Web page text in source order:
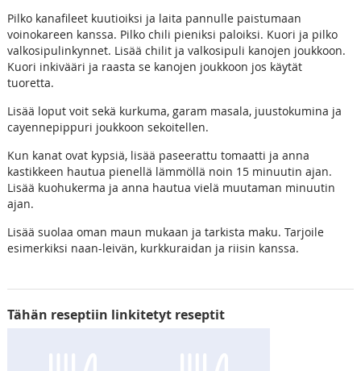
Pilko kanafileet kuutioiksi ja laita pannulle paistumaan
voinokareen kanssa. Pilko chili pieniksi paloiksi. Kuori ja pilko
valkosipulinkynnet. Lisää chilit ja valkosipuli kanojen joukkoon.
Kuori inkivääri ja raasta se kanojen joukkoon jos käytät
tuoretta.
Lisää loput voit sekä kurkuma, garam masala, juustokumina ja
cayennepippuri joukkoon sekoitellen.
Kun kanat ovat kypsiä, lisää paseerattu tomaatti ja anna
kastikkeen hautua pienellä lämmöllä noin 15 minuutin ajan.
Lisää kuohukerma ja anna hautua vielä muutaman minuutin
ajan.
Lisää suolaa oman maun mukaan ja tarkista maku. Tarjoile
esimerkiksi naan-leivän, kurkkuraidan ja riisin kanssa.
Tähän reseptiin linkitetyt reseptit